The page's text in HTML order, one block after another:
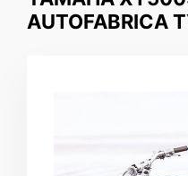
AUTOFABRICA